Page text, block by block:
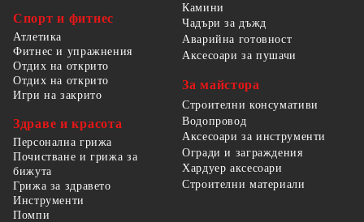
Спорт и фитнес
Атлетика
Фитнес и упражнения
Отдих на открито
Отдих на открито
Игри на закрито
Здраве и красота
Персонална грижа
Почистване и грижа за
бижута
Грижа за здравето
Камини
Чадъри за дъжд
Аварийна готовност
Аксесоари за пушачи
За майстора
Строителни консумативи
Водопровод
Аксесоари за инструменти
Огради и заграждения
Хардуер аксесоари
Строителни материали
Инструменти
Помпи